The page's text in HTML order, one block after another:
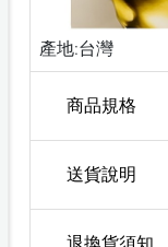
產地:台灣
商品規格
送貨說明